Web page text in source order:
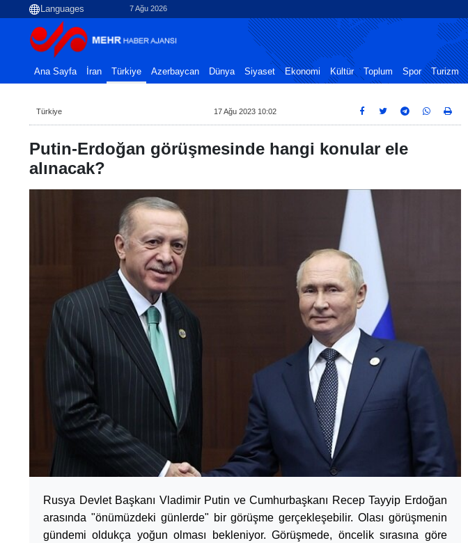
7 Ağu 2026
Ana Sayfa İran Türkiye Azerbaycan Dünya Siyaset Ekonomi Kültür Toplum Spor Turizm
Türkiye 17 Ağu 2023 10:02
Putin-Erdoğan görüşmesinde hangi konular ele
alınacak?
Rusya Devlet Başkanı Vladimir Putin ve Cumhurbaşkanı Recep Tayyip Erdoğan
arasında "önümüzdeki günlerde" bir görüşme gerçekleşebilir. Olası görüşmenin
gündemi oldukça yoğun olması bekleniyor. Görüşmede, öncelik sırasına göre